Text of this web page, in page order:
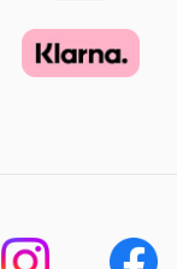
die Rückseite